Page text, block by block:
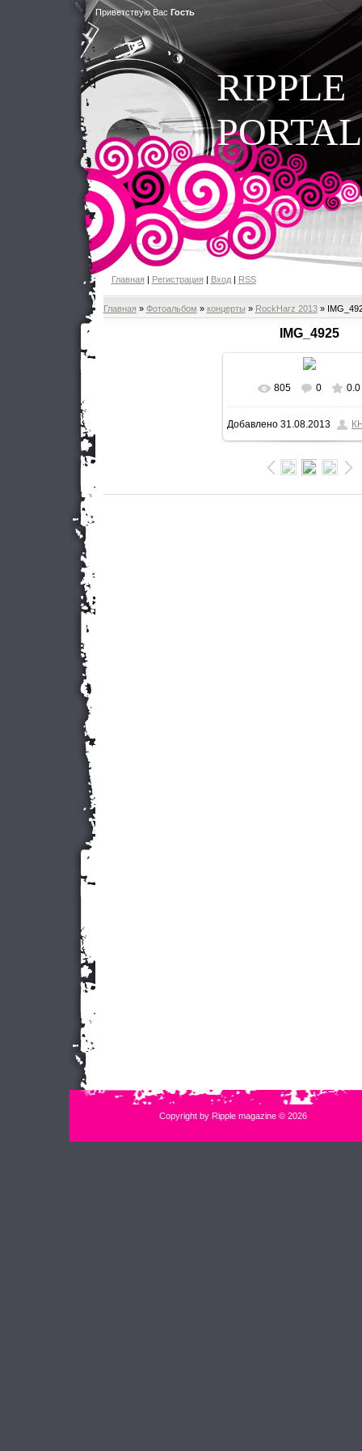
Приветствую Вас Гость
RIPPLE
PORTAL
Главная| Регистрация| Вход| RSS
Главная » Фотоальбом » концерты » RockHarz 2013»
IMG_4925
В реальном
900x600/ 91.8Kb
805 0 0.0
Добавлено 31.08.2013
Copyright by Ripple magazine © 2026